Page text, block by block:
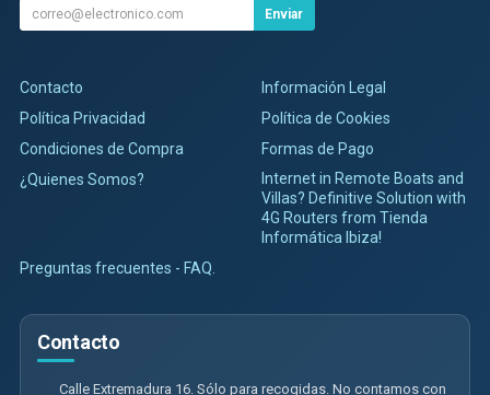
Enviar
Contacto
Información Legal
Política Privacidad
Política de Cookies
Condiciones de Compra
Formas de Pago
¿Quienes Somos?
Internet in Remote Boats and
Villas? Definitive Solution with
4G Routers from Tienda
Informática Ibiza!
Preguntas frecuentes - FAQ.
Contacto
Calle Extremadura 16. Sólo para recogidas. No contamos con